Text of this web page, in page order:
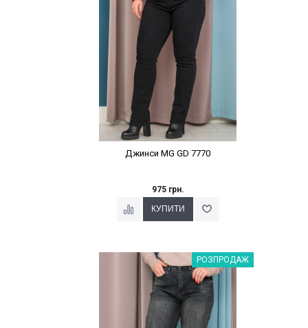
Джинси MG GD 7770
975 грн.
Наклейки Варіант з %РОЗПРОДАЖ